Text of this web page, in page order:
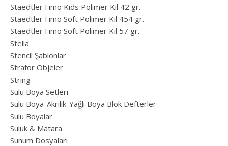
Staedtler Fimo Kids Polimer Kil 42 gr.
Staedtler Fimo Soft Polimer Kil 454 gr.
Staedtler Fimo Soft Polimer Kil 57 gr.
Stella
Stencil Şablonlar
Strafor Objeler
String
Sulu Boya Setleri
Sulu Boya-Akrilik-Yağlı Boya Blok Defterler
Sulu Boyalar
Suluk & Matara
Sunum Dosyaları